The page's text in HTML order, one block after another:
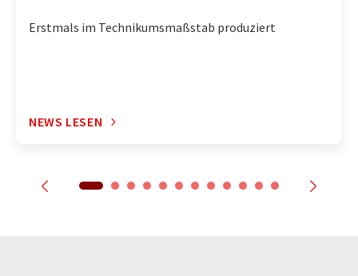
Erstmals im Technikumsmaßstab produziert
NEWS LESEN